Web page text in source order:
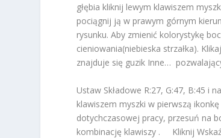
głębia kliknij lewym klawiszem
pociągnij ją w prawym górnym
rysunku. Aby zmienić kolorystykę
cieniowania(niebieska strzałka).
znajduje się guzik Inne…
Ustaw Składowe R:27, G:47, B:45
klawiszem myszki w pierwszą
dotychczasowej pracy, przesuń na
kombinację klawiszy . Kliknij